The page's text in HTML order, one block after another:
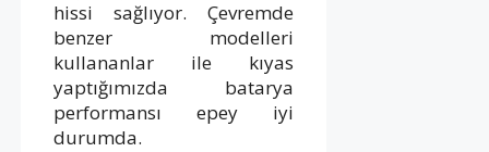
hissi sağlıyor. Çevremde
benzer modelleri
kullananlar ile kıyas
yaptığımızda batarya
performansı epey iyi
durumda.